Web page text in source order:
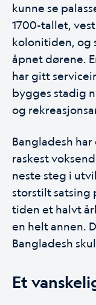
kunne se
1700-tallet,
kolonitiden, og
åpnet dørene.
har gitt
bygges stadig
og
Bangladesh
raskest
neste steg i
storstilt satsing
tiden et halvt
en helt annen.
Bangladesh
Et